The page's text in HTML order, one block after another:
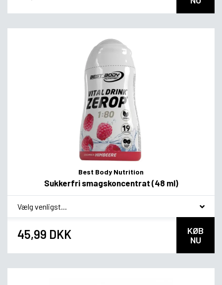
Best Body Nutrition
Sukkerfri smagskoncentrat (48 ml)
* Smagsvariant
45,99 DKK
KØB
NU